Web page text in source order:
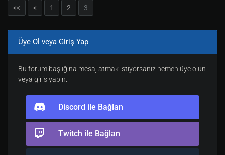
<< < 1 2 3
Üye Ol veya Giriş Yap
Bu forum başlığına mesaj atmak istiyorsanız hemen üye olun
veya giriş yapın.
Discord ile Bağlan
Twitch ile Bağlan